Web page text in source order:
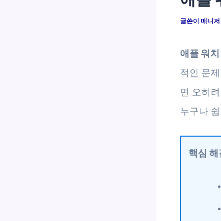
글쓴이 매니저
애플 워치
적인 문
면 오히
누구나
핵심 해